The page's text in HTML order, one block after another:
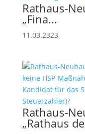
Rathaus-
„Fina...
11.03.2323
Rathaus-
„Rathaus